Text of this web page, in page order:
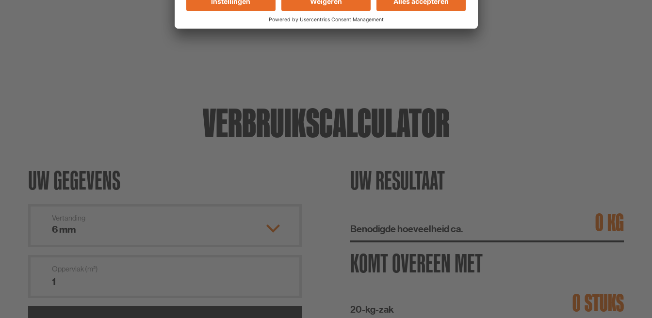
Met officiële testrapporten.
VERBRUIKSCALCULATOR
UW GEGEVENS
Vertanding
Oppervlak (m²)
UW RESULTAAT
Benodigde hoeveelheid ca. KG
KOMT OVEREEN MET
20-kg-zak STUKS